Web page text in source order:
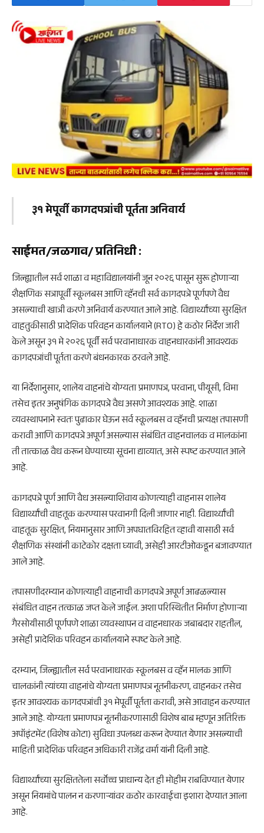
३१ मेपूर्वी कागदपत्रांची पूर्तता अनिवार्य
साईमत/जळगाव/ प्रतिनिधी:
जिल्ह्यातील सर्व शाळा व महाविद्यालयांनी जून २०२६ पासून सुरू होणाऱ्या
शैक्षणिक सत्रापूर्वी स्कूलबस आणि व्हॅनची सर्व कागदपत्रे पूर्णपणे वैध
असल्याची खात्री करणे अनिवार्य करण्यात आले आहे. विद्यार्थ्यांच्या सुरक्षित
वाहतुकीसाठी प्रादेशिक परिवहन कार्यालयाने (RTO) हे कठोर निर्देश जारी
केले असून ३१ मे २०२६ पूर्वी सर्व परवानाधारक वाहनधारकांनी आवश्यक
कागदपत्रांची पूर्तता करणे बंधनकारक ठरवले आहे.
या निर्देशानुसार, शालेय वाहनांचे योग्यता प्रमाणपत्र, परवाना, पीयूसी, विमा
तसेच इतर अनुषंगिक कागदपत्रे वैध असणे आवश्यक आहे. शाळा
व्यवस्थापनाने स्वतः पुढाकार घेऊन सर्व स्कूलबस व व्हॅनची प्रत्यक्ष तपासणी
करावी आणि कागदपत्रे अपूर्ण असल्यास संबंधित वाहनचालक व मालकांना
ती तात्काळ वैध करून घेण्याच्या सूचना द्याव्यात, असे स्पष्ट करण्यात आले
आहे.
कागदपत्रे पूर्ण आणि वैध असल्याशिवाय कोणत्याही वाहनास शालेय
विद्यार्थ्यांची वाहतूक करण्यास परवानगी दिली जाणार नाही. विद्यार्थ्यांची
वाहतूक सुरक्षित, नियमानुसार आणि अपघातविरहित व्हावी यासाठी सर्व
शैक्षणिक संस्थांनी काटेकोर दक्षता घ्यावी, असेही आरटीओकडून बजावण्यात
आले आहे.
तपासणीदरम्यान कोणत्याही वाहनाची कागदपत्रे अपूर्ण आढळल्यास
संबंधित वाहन तत्काळ जप्त केले जाईल. अशा परिस्थितीत निर्माण होणाऱ्या
गैरसोयीसाठी पूर्णपणे शाळा व्यवस्थापन व वाहनधारक जबाबदार राहतील,
असेही प्रादेशिक परिवहन कार्यालयाने स्पष्ट केले आहे.
दरम्यान, जिल्ह्यातील सर्व परवानाधारक स्कूलबस व व्हॅन मालक आणि
चालकांनी त्यांच्या वाहनांचे योग्यता प्रमाणपत्र नूतनीकरण, वाहनकर तसेच
इतर आवश्यक कागदपत्रांची ३१ मेपूर्वी पूर्तता करावी, असे आवाहन करण्यात
आले आहे. योग्यता प्रमाणपत्र नूतनीकरणासाठी विशेष बाब म्हणून अतिरिक्त
अपॉइंटमेंट (विशेष कोटा) सुविधा उपलब्ध करून देण्यात येणार असल्याची
माहिती प्रादेशिक परिवहन अधिकारी राजेंद्र वर्मा यांनी दिली आहे.
विद्यार्थ्यांच्या सुरक्षिततेला सर्वोच्च प्राधान्य देत ही मोहीम राबविण्यात येणार
असून नियमांचे पालन न करणाऱ्यांवर कठोर कारवाईचा इशारा देण्यात आला
आहे.